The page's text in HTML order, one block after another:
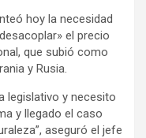
hoy la necesidad
el precio
que subió como
y Rusia.
legislativo y necesito
y llegado el caso
aseguró el jefe